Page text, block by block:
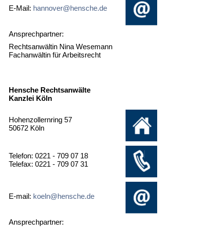
E-Mail: hannover@hensche.de
Ansprechpartner:
Rechtsanwältin Nina Wesemann
Fachanwältin für Arbeitsrecht
Hensche Rechtsanwälte
Kanzlei Köln
Hohenzollernring 57
50672 Köln
Telefon: 0221 - 709 07 18
Telefax: 0221 - 709 07 31
E-mail: koeln@hensche.de
Ansprechpartner: